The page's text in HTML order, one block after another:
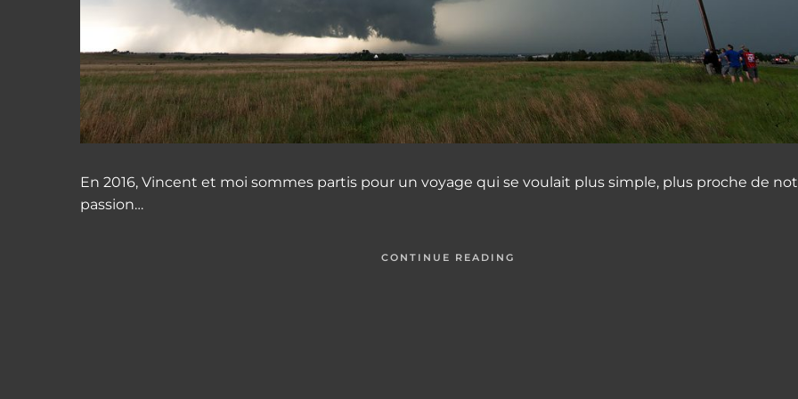
En 2016, Vincent et moi sommes partis pour un voyage qui se voulait plus simple, plus proche de
passion…
CONTINUE READING